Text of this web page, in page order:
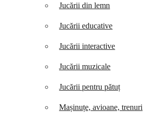
Jucării din lemn
Jucării educative
Jucării interactive
Jucării muzicale
Jucării pentru pătuț
Mașinuțe, avioane, trenuri